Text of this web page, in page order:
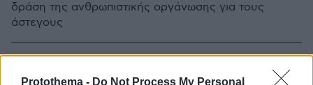
Protothema - Do Not Process My Personal
δράση της ανθρωπιστικής οργάνωσης για τους
άστεγους